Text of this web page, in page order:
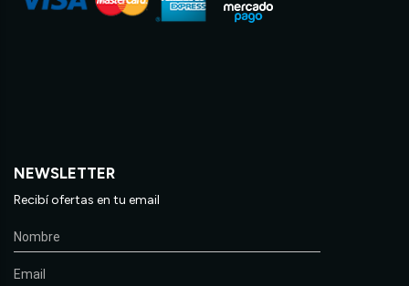
NEWSLETTER
Recibí ofertas en tu email